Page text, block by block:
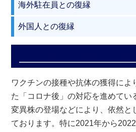
海外駐在員との復縁
外国人との復縁
ワクチンの接種や抗体の獲得によ
た「コロナ後」の対応を進めてい
変異株の登場などにより、依然と
ております。特に2021年から